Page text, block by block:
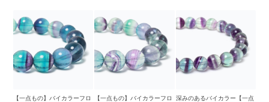
【一点もの】バイカラーフロ
【一点もの】バイカラーフロ
深みのあるバイカラー【一点